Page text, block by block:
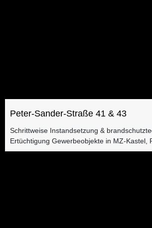
Peter-Sander-Straße 41 & 43
Schrittweise Instandsetzung &
Ertüchtigung Gewerbeobjekte in MZ-Kastel,